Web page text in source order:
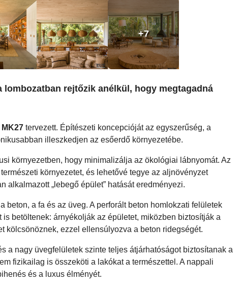
+7
rejtőzik anélkül, hogy megtagadná
tervezett. Építészeti koncepcióját az egyszerűség, a
illeszkedjen az esőerdő környezetébe.
környezetben, hogy minimalizálja az ökológiai lábnyomát. Az
környezetet, és lehetővé tegye az aljnövényzet
alkalmazott „lebegő épület” hatását eredményezi.
beton, a fa és az üveg. A perforált beton homlokzati felületek
betöltenek: árnyékolják az épületet, miközben biztosítják a
kölcsönöznek, ezzel ellensúlyozva a beton ridegségét.
a nagy üvegfelületek szinte teljes átjárhatóságot biztosítanak a
fizikailag is összeköti a lakókat a természettel. A nappali
és a luxus élményét.